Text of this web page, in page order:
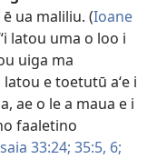
ua maliliu. (Ioane
latou uma o loo i
uiga ma
latou e toetutū aʻe i
ae o le a maua e i
faaletino
33:24; 35:5, 6;